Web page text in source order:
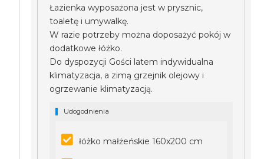
Łazienka wyposażona jest w prysznic,
toaletę i umywalkę.
W razie potrzeby można doposażyć pokój w
dodatkowe łóżko.
Do dyspozycji Gości latem indywidualna
klimatyzacja, a zimą grzejnik olejowy i
ogrzewanie klimatyzacją.
Udogodnienia
łóżko małżeńskie 160x200 cm